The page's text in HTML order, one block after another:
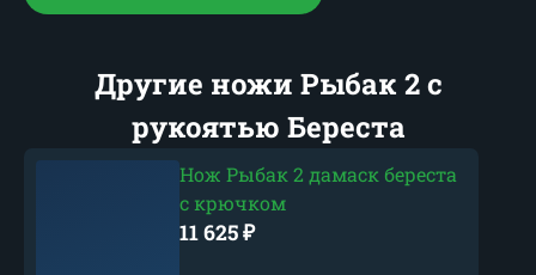
Другие ножи Рыбак 2 с
рукоятью Береста
Нож Рыбак 2 дамаск береста
с крючком
11 625₽